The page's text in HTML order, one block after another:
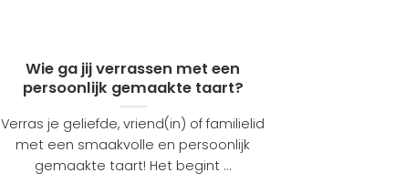
Wie ga jij verrassen met een
persoonlijk gemaakte taart?
Verras je geliefde, vriend(in) of familielid
met een smaakvolle en persoonlijk
gemaakte taart! Het begint ...